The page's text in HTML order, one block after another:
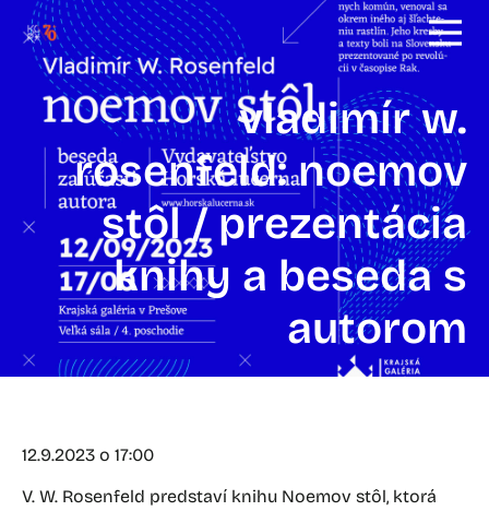
vladimír w.
rosenfeld: noemov
stôl / prezentácia
knihy a beseda s
autorom
12.9.2023 o 17:00
V. W. Rosenfeld predstaví knihu Noemov stôl, ktorá